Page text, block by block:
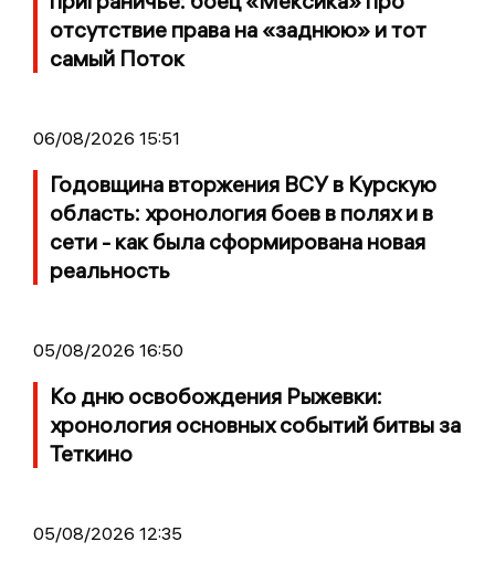
отсутствие права на «заднюю» и тот
самый Поток
06/08/2026 15:51
Годовщина вторжения ВСУ в Курскую
область: хронология боев в полях и в
сети - как была сформирована новая
реальность
05/08/2026 16:50
Ко дню освобождения Рыжевки:
хронология основных событий битвы за
Теткино
05/08/2026 12:35